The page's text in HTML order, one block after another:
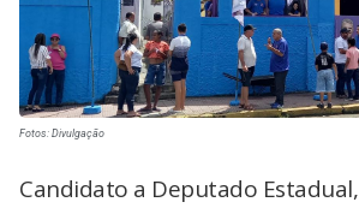
Fotos: Divulgação
Candidato a Deputado Estadual,